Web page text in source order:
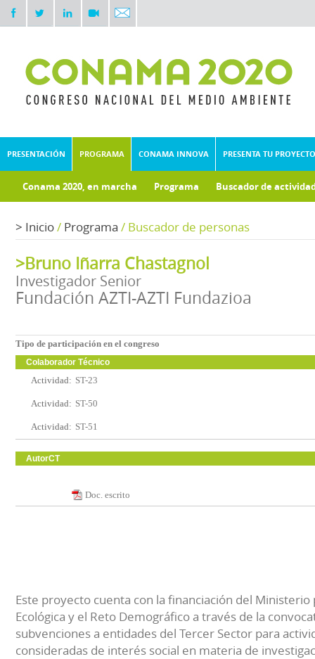
PRESENTACIÓN PROGRAMA CONAMA INNOVA PRESENTA TU PROYECTO
Conama 2020, en marcha Programa Buscador de
> Inicio/ Programa / Buscador de personas
>Bruno Iñarra Chastagnol
Investigador Senior
Fundación AZTI-AZTI Fundazioa
Tipo de participación en el congreso
Colaborador Técnico
Actividad: ST-23
Actividad: ST-50
Actividad: ST-51
AutorCT
Doc. escrito
Este proyecto cuenta con la financiación del Ministerio
Ecológica y el Reto Demográfico a través de la
subvenciones a entidades del Tercer Sector para
consideradas de interés social en materia de